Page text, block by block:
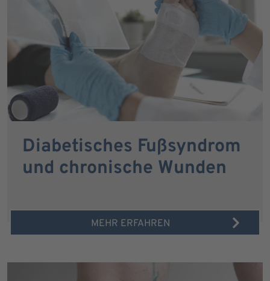
Diabetisches Fußsyndrom
und chronische Wunden
MEHR ERFAHREN